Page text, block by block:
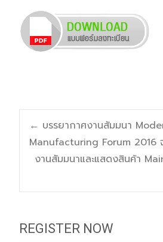
Post
← บรรยากาศงานสัมมนา
Manufacturing Forum 2016
งานสัมมนาและแสดงสินค้า
REGISTER NOW